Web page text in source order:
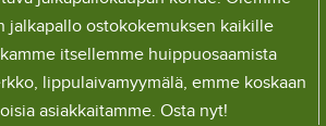
ostokokemuksen kaikille
itsellemme huippuosaamista
lippulaivamyymälä, emme koskaan
asiakkaitamme. Osta nyt!